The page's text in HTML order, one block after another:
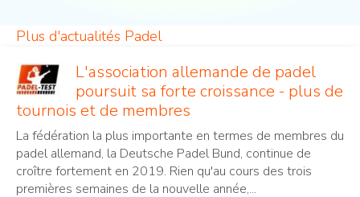
Plus d'actualités Padel
L'association allemande de padel
poursuit sa forte croissance - plus de
tournois et de membres
La fédération la plus importante en termes de membres du
padel allemand, la Deutsche Padel Bund, continue de
croître fortement en 2019. Rien qu'au cours des trois
premières semaines de la nouvelle année,...